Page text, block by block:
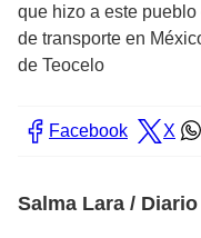
que hizo a este
de transporte en
de Teocelo
Facebook X
Salma Lara /